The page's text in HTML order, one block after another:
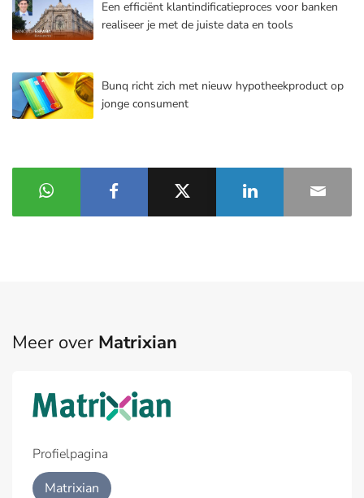
Een efficiënt klantindificatieproces voor banken
realiseer je met de juiste data en tools
Bunq richt zich met nieuw hypotheekproduct op
jonge consument
Meer over Matrixian
Profielpagina
Matrixian